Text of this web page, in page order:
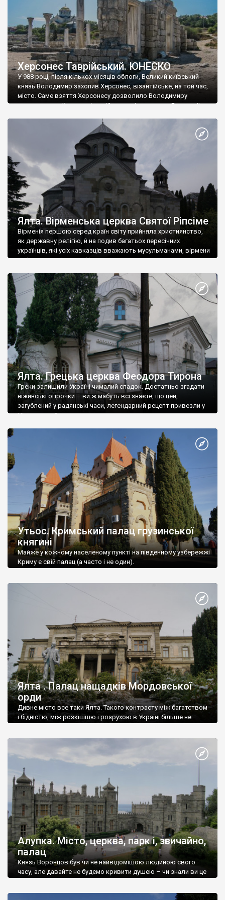
Херсонес Таврійський. ЮНЕСКО
У 988 році, після кількох місяців облоги, Великий київський
князь Володимир захопив Херсонес, візантійське, на той час,
місто. Саме взяття Херсонесу дозволило Володимиру
диктувати свої умови візантійському імператору Василю ІІ, та
Херсонесі Володимир-язичник, став Василем-християнином.
А потім було Хрещення Русі. На честь Херсонесу Таврійського
Ялта. Вірменська церква Святої Ріпсіме
Вірменія першою серед країн світу прийняла християнство,
як державну релігію, й на подив багатьох пересічних
українців, які усіх кавказців вважають мусульманами, вірмени
є відданими вірянами Христа
Ялта. Грецька церква Феодора Тирона
Греки залишили Україні чималий спадок. Достатньо згадати
ніжинські огірочки – ви ж мабуть всі знаєте, що цей,
загублений у радянські часи, легендарний рецепт привезли у
Ніжин греки?
Утьос. Кримський палац грузинської
княгині
Майже у кожному населеному пункті на південному узбережжі
Криму є свій палац (а часто і не один).
Ялта . Палац нащадків Мордовської
орди
Дивне місто все таки Ялта. Такого контрасту між багатством
і бідністю, між розкішшю і розрухою в Україні більше не
Алупка. Місто, церква, парк і, звичайно,
палац
Князь Воронцов був чи не найвідомішою людиною свого
часу, але давайте не будемо кривити душею – чи знали ви це